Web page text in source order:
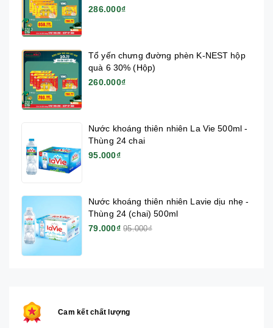
286.000₫
Tổ yến chưng đường phèn K-NEST hộp
quà 6 30% (Hộp)
260.000₫
Nước khoáng thiên nhiên La Vie 500ml -
Thùng 24 chai
95.000₫
Nước khoáng thiên nhiên Lavie dịu nhẹ -
Thùng 24 (chai) 500ml
79.000₫ 95.000₫
Cam kết chất lượng